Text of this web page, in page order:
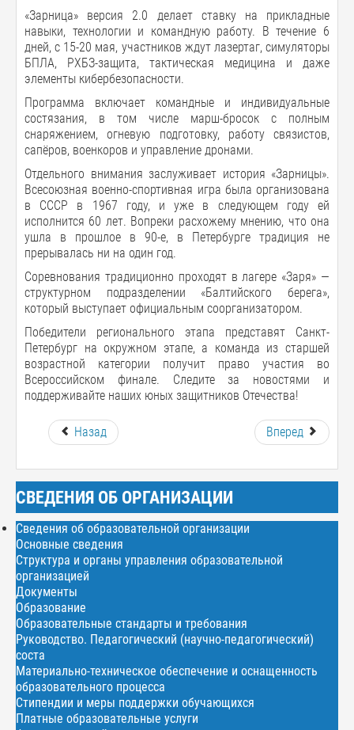
«Зарница» версия 2.0 делает ставку на прикладные
навыки, технологии и командную работу. В течение 6
дней, с 15-20 мая, участников ждут лазертаг, симуляторы
БПЛА, РХБЗ-защита, тактическая медицина и даже
элементы кибербезопасности.
Программа включает командные и индивидуальные
состязания, в том числе марш-бросок с полным
снаряжением, огневую подготовку, работу связистов,
сапёров, военкоров и управление дронами.
Отдельного внимания заслуживает история «Зарницы».
Всесоюзная военно-спортивная игра была организована
в СССР в 1967 году, и уже в следующем году ей
исполнится 60 лет. Вопреки расхожему мнению, что она
ушла в прошлое в 90-е, в Петербурге традиция не
прерывалась ни на один год.
Соревнования традиционно проходят в лагере «Заря» —
структурном подразделении «Балтийского берега»,
который выступает официальным соорганизатором.
Победители регионального этапа представят Санкт-
Петербург на окружном этапе, а команда из старшей
возрастной категории получит право участия во
Всероссийском финале. Следите за новостями и
поддерживайте наших юных защитников Отечества!
Назад Вперед
СВЕДЕНИЯ ОБ ОРГАНИЗАЦИИ
Сведения об образовательной организации
Основные сведения
Структура и органы управления образовательной
организацией
Документы
Образование
Образовательные стандарты и требования
Руководство. Педагогический (научно-педагогический)
соста
Материально-техническое обеспечение и оснащенность
образовательного процесса
Стипендии и меры поддержки обучающихся
Платные образовательные услуги